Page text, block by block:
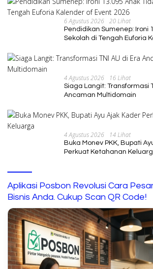
6 Agustus 2026 20 Lihat
Pendidikan Sumenep: Ironi
Sekolah di Tengah Euforia
4 Agustus 2026 16 Lihat
Siaga Langit: Transformasi
Ancaman Multidomain
4 Agustus 2026 14 Lihat
Buka Monev PKK, Bupati
Perkuat Ketahanan
Aplikasi Posbon Revolusi Cara
Bisnis Anda. Cukup Scan QR Code!